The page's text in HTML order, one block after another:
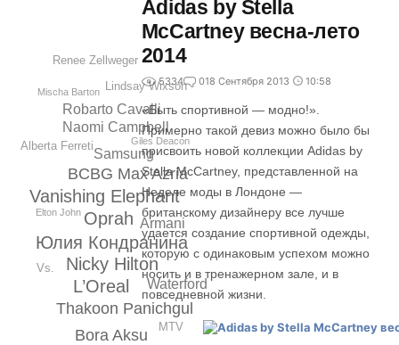
Юлия Кондранина
Nicky Hilton
Oprah
Vanishing Elephant
L’Oreal
Thakoon Panichgul
BCBG Max Azria
Bora Aksu
Samsung
Naomi Campbell
Robarto Cavalli
Armani
Waterford
Alberta Ferreti
MTV
Vs.
Lindsay Wixson
Renеe Zellweger
Elton John
Mischa Barton
Giles Deacon
Adidas by Stella
McCartney весна-лето
2014
5334 018 Сентября 2013 10:58
«Быть спортивной — модно!».
Примерно такой девиз можно было бы
присвоить новой коллекции Adidas by
Stella McCartney, представленной на
Неделе моды в Лондоне —
британскому дизайнеру все лучше
удается создание спортивной одежды,
которую с одинаковым успехом можно
носить и в тренажерном зале, и в
повседневной жизни.